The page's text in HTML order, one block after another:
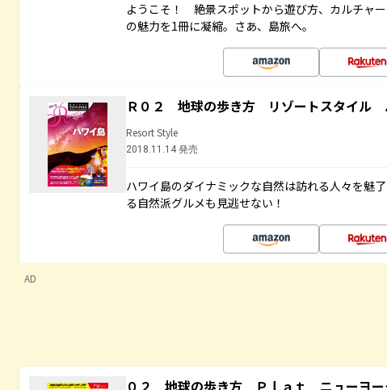
ようこそ！ 絶景スポットから遊び方、カルチャ
の魅力を1冊に凝縮。さあ、島旅へ。
Ｒ０２ 地球の歩き方 リゾートスタイル
Resort Style
2018.11.14 発売
ハワイ島のダイナミックな自然は訪れる人々を魅
る自然派グルメも見逃せない！
AD
０２ 地球の歩き方 Ｐｌａｔ ニューヨー